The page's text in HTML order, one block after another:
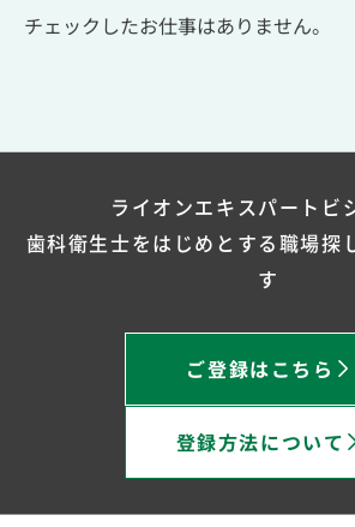
チェックしたお仕事はありません。
ライオンエキスパートビ
歯科衛生士をはじめとする職場探
す
ご登録はこちら
登録方法について